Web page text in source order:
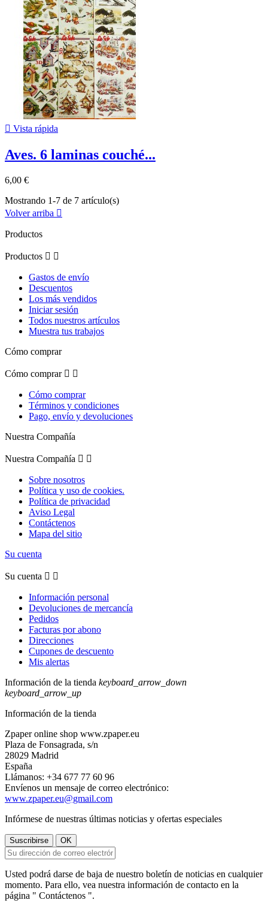
 Vista rápida
Aves. 6 laminas couché...
6,00 €
Mostrando 1-7 de 7 artículo(s)
Volver arriba 
Productos
Productos  
Gastos de envío
Descuentos
Los más vendidos
Iniciar sesión
Todos nuestros artículos
Muestra tus trabajos
Cómo comprar
Cómo comprar  
Cómo comprar
Términos y condiciones
Pago, envío y devoluciones
Nuestra Compañía
Nuestra Compañía  
Sobre nosotros
Política y uso de cookies.
Política de privacidad
Aviso Legal
Contáctenos
Mapa del sitio
Su cuenta
Su cuenta  
Información personal
Devoluciones de mercancía
Pedidos
Facturas por abono
Direcciones
Cupones de descuento
Mis alertas
Información de la tienda keyboard_arrow_down
keyboard_arrow_up
Información de la tienda
Zpaper online shop www.zpaper.eu
Plaza de Fonsagrada, s/n
28029 Madrid
España
Llámanos: +34 677 77 60 96
Envíenos un mensaje de correo electrónico:
www.zpaper.eu@gmail.com
Infórmese de nuestras últimas noticias y ofertas especiales
Usted podrá darse de baja de nuestro boletín de noticias en cualquier
momento. Para ello, vea nuestra información de contacto en la
página " Contáctenos ".